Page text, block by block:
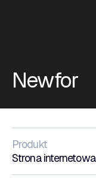
Newfor
Produkt
Strona internetowa